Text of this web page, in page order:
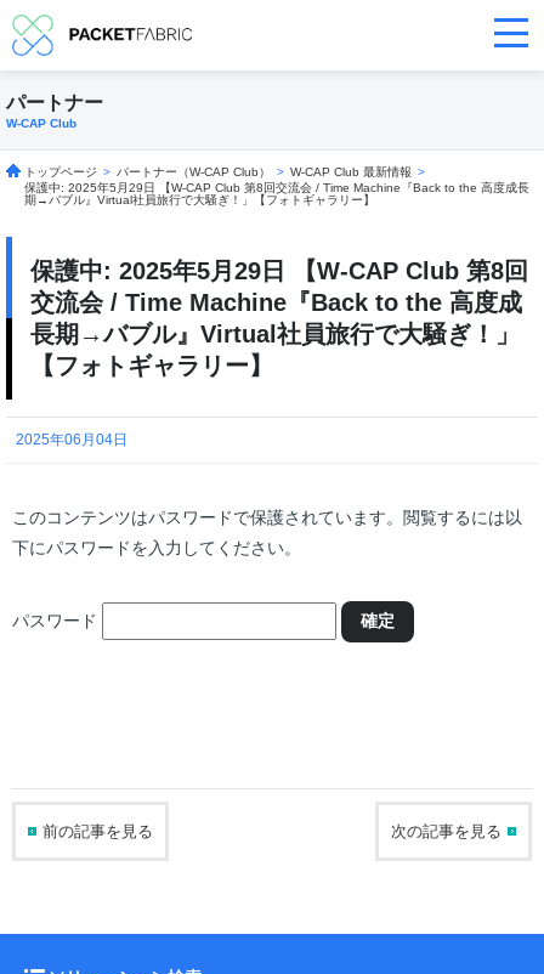
パートナー
W-CAP Club
トップページ > パートナー（W-CAP Club） > W-CAP Club 最新情報 >
保護中: 2025年5月29日 【W-CAP Club 第8回交流会 / Time Machine『Back to the 高度成長
期→バブル』Virtual社員旅行で大騒ぎ！」【フォトギャラリー】
保護中: 2025年5月29日 【W-CAP Club 第8回
交流会 / Time Machine『Back to the 高度成
長期→バブル』Virtual社員旅行で大騒ぎ！」
【フォトギャラリー】
2025年06月04日
このコンテンツはパスワードで保護されています。閲覧するには以
下にパスワードを入力してください。
パスワード
前の記事を見る 次の記事を見る